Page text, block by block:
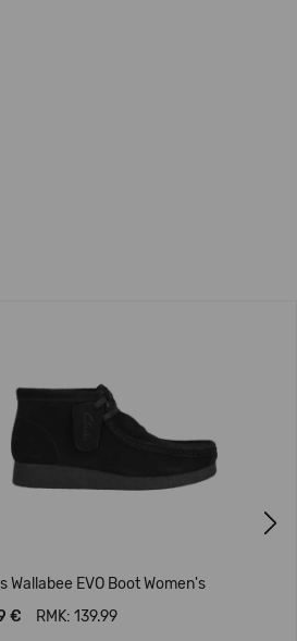
Wallabee EVO Boot Women's
€
RMK: 139.99